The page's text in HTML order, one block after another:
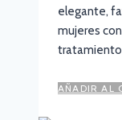
elegante,
mujeres
AÑADIR AL